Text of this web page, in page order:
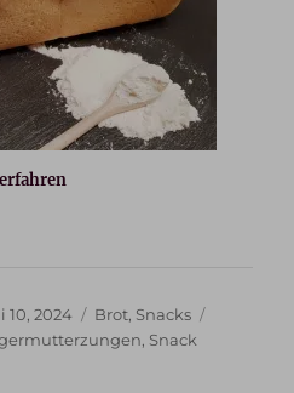
10, 2024 Kategorien
Brot, Snacks
, Snack